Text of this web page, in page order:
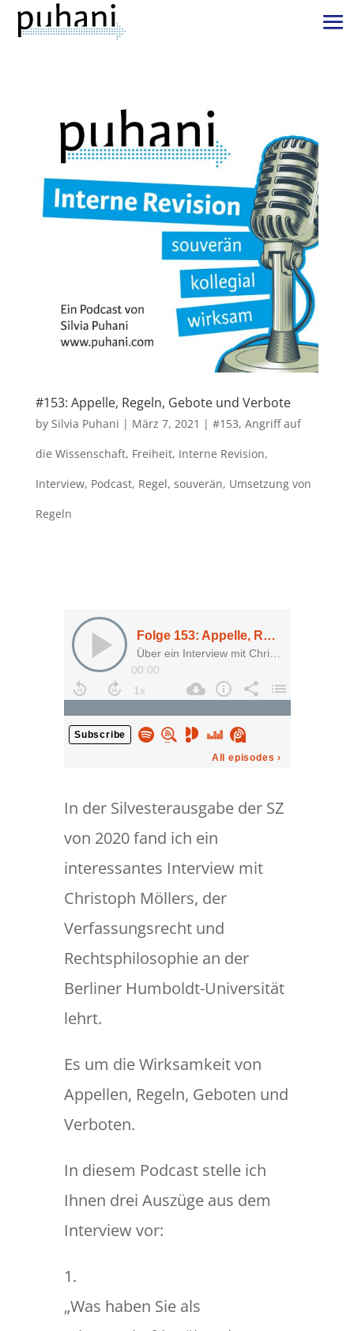
#153: Appelle, Regeln, Gebote und Verbote
by Silvia Puhani | März 7, 2021 | #153, Angriff auf
die Wissenschaft, Freiheit, Interne Revision,
Interview, Podcast, Regel, souverän, Umsetzung von
Regeln
In der Silvesterausgabe der SZ
von 2020 fand ich ein
interessantes Interview mit
Christoph Möllers, der
Verfassungsrecht und
Rechtsphilosophie an der
Berliner Humboldt-Universität
lehrt.
Es um die Wirksamkeit von
Appellen, Regeln, Geboten und
Verboten.
In diesem Podcast stelle ich
Ihnen drei Auszüge aus dem
Interview vor:
1.
„Was haben Sie als